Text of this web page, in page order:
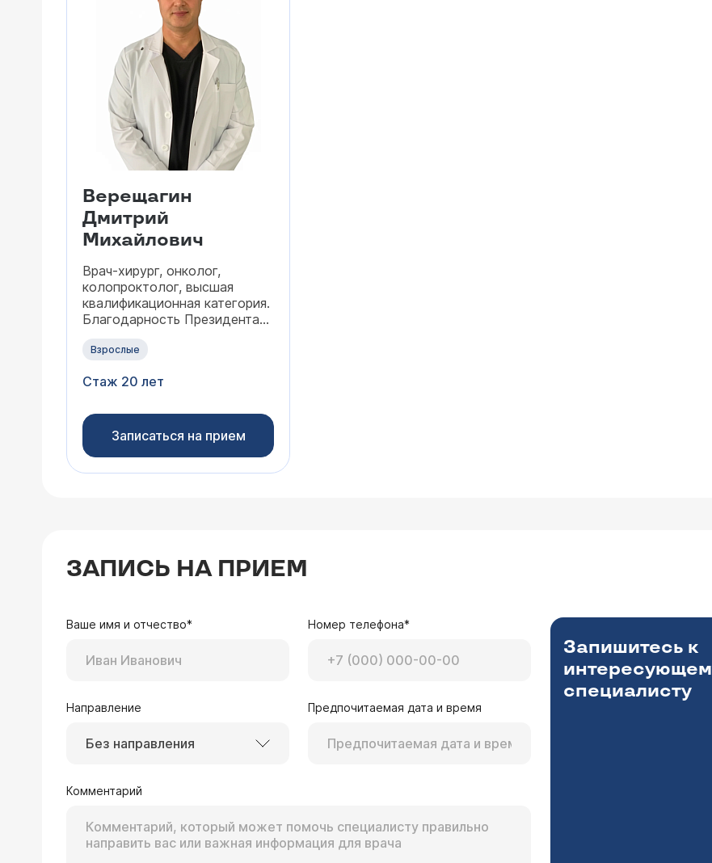
Верещагин
Дмитрий
Михайлович
Врач-хирург, онколог,
колопроктолог, высшая
квалификационная категория.
Благодарность Президента
Путина за высокие личные
деятельности и
добросовестную службу
член Российского общества
хирургов (РОХ), Ассоциации
общества клинической
онкологии (RUSSCO),
Взрослые
Стаж 20 лет
Записаться на прием
ЗАПИСЬ НА ПРИЕМ
Ваше имя и отчество* Номер телефона*
Направление
Без направления
Предпочитаемая дата и время
Комментарий
Запишитесь к
специалисту